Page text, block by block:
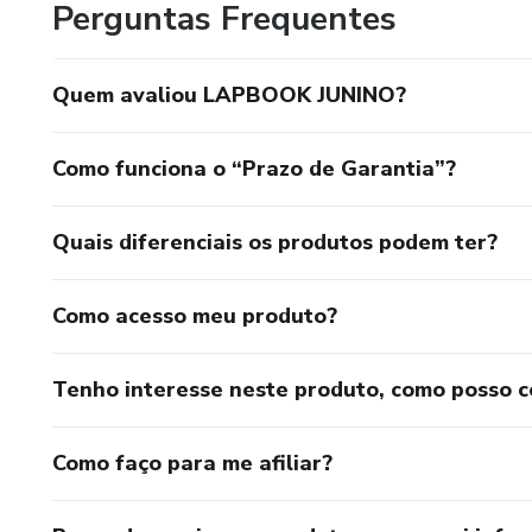
Perguntas Frequentes
Quem avaliou LAPBOOK JUNINO?
Como funciona o “Prazo de Garantia”?
Quais diferenciais os produtos podem ter?
Como acesso meu produto?
Tenho interesse neste produto, como posso
Como faço para me afiliar?